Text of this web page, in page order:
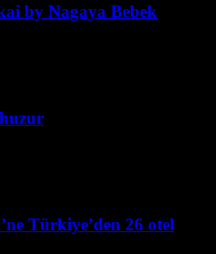
by Nagaya Bebek
Türkiye’den 26 otel